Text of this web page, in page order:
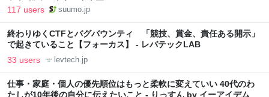
向上”戦略 東京・中央区
117 users suumo.jp
終わりゆくCTFとバグバウンティ 「競技、賞金、責任ある開示」
で起きていること【フォーカス】 - レバテックLAB
33 users levtech.jp
仕事・家庭・個人の優先順位はもっと柔軟に変えていい 40代のわ
たしが10年後の自分に伝えたいこと - りっすん by イーアイデム